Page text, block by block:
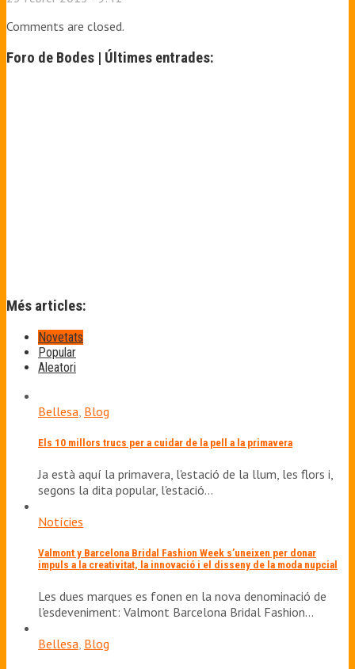
Comments are closed.
Foro de Bodes | Últimes entrades:
Més articles:
Novetats
Popular
Aleatori
Bellesa Blog
Els 10 millors trucs per a cuidar de la pell a la primavera
Ja està aquí la primavera, l'estació de la llum, les flors i,
segons la dita popular, l'estació…
Notícies
Valmont y Barcelona Bridal Fashion Week s’uneixen per donar
impuls a la creativitat, la innovació i el disseny de la moda nupcial
Les dues marques es fonen en la nova denominació de
l'esdeveniment: Valmont Barcelona Bridal Fashion…
Bellesa, Blog